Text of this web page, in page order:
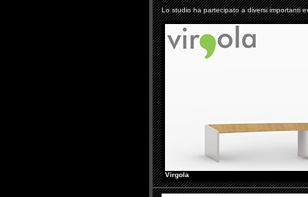
Lo studio ha partecipato a diversi importanti
Virgola